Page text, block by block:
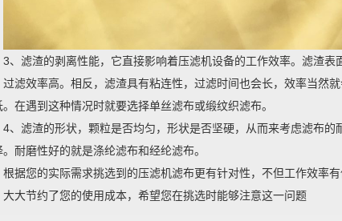
3、滤渣的剥离性能，它直接影响着压滤机设备的工作效率。滤渣
过滤效率高。相反，滤渣具有粘连性，过滤时间也会长，效率当然
。在遇到这种情况时就要选择单丝滤布或缎纹织滤布。
4、滤渣的形状，颗粒是否均匀，形状是否坚硬，从而来考虑滤布
。耐磨性好的就是涤纶滤布和经纶滤布。
根据您的实际需求挑选到的压滤机滤布更有针对性，不但工作效率
大大节约了您的使用成本，希望您在挑选时能够注意这一问题